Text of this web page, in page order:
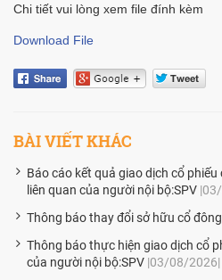
Chi tiết vui lòng xem file đính kèm
Download File
BÀI VIẾT KHÁC
Báo cáo kết quả giao dịch cổ
liên quan của người nội bộ:SPV
Thông báo thay đổi sở hữu cổ
Thông báo thực hiện giao dịch cổ
của người nội bộ:SPV |03/08/2026|